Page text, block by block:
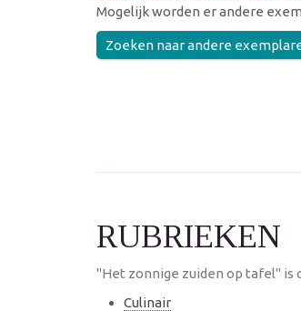
Mogelijk worden er andere
Zoeken naar andere
RUBRIEKEN
"Het zonnige zuiden op tafel" is
Culinair